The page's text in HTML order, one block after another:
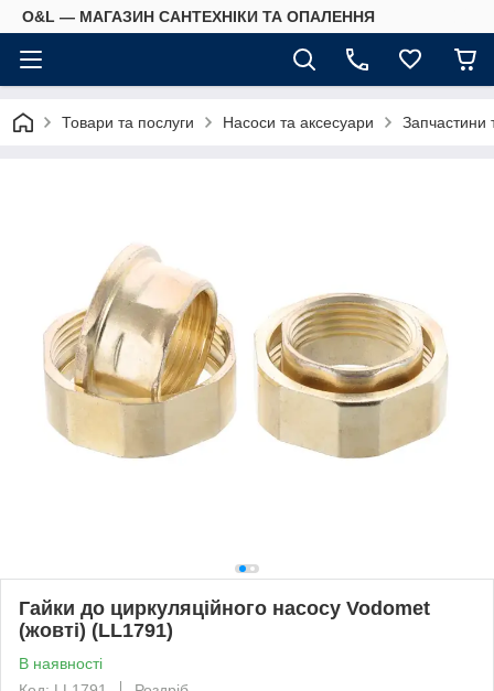
O&L — МАГАЗИН САНТЕХНІКИ ТА ОПАЛЕННЯ
Товари та послуги Насоси та аксесуари Запчастини
Гайки до циркуляційного насосу Vodomet
(жовті) (LL1791)
В наявності